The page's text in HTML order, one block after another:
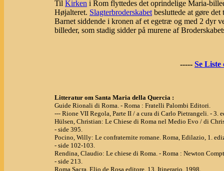
Til Kirken i Rom flyttedes det oprindelige Maria-
Højalteret. Slagterbroderskabet besluttede at gøre
Barnet siddende i kronen af et egetræ og med 2 dyr
billeder, som stadig sidder på murene af
----- Se
Litteratur om Santa Maria della Quercia :
Guide Rionali di Roma. - Roma : Fratelli Palombi Editori.
--- Rione VII Regola, Parte II / a cura di Carlo Pietrangeli. - 3.
Hülsen, Christian: Le Chiese di Roma nel Medio Evo / di
- side 395.
Pocino, Willy: Le confraternite romane. Roma, Edilazio, 1.
- side 102-103.
Rendina, Claudio: Le chiese di Roma. - Roma : Newton
- side 213.
Roma Sacra. Elio de Rosa editore, 13. Itinerario, 1998.